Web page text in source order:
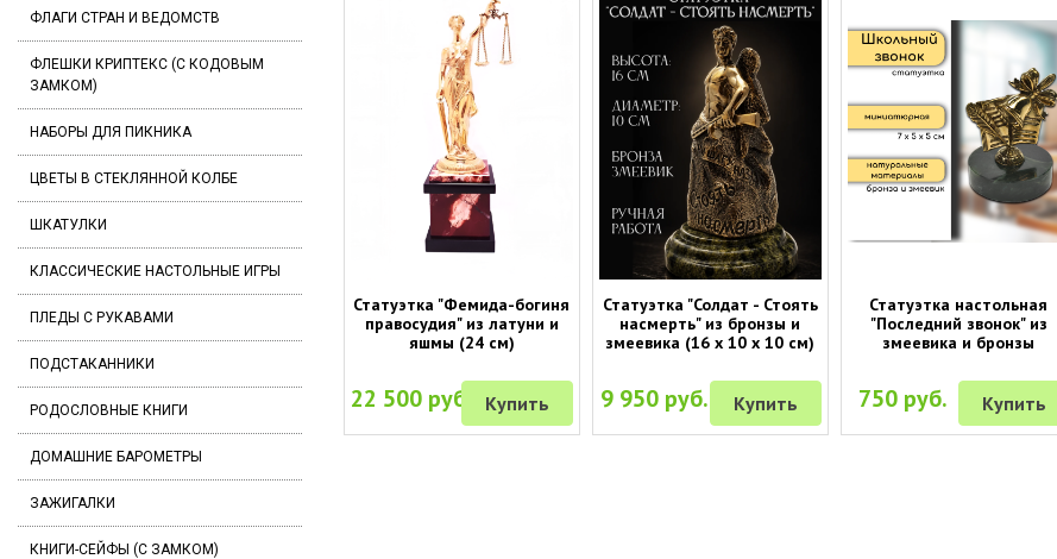
ФЛАГИ СТРАН И ВЕДОМСТВ
ФЛЕШКИ КРИПТЕКС (С КОДОВЫМ
ЗАМКОМ)
НАБОРЫ ДЛЯ ПИКНИКА
ЦВЕТЫ В СТЕКЛЯННОЙ КОЛБЕ
ШКАТУЛКИ
КЛАССИЧЕСКИЕ НАСТОЛЬНЫЕ ИГРЫ
ПЛЕДЫ С РУКАВАМИ
ПОДСТАКАННИКИ
РОДОСЛОВНЫЕ КНИГИ
ДОМАШНИЕ БАРОМЕТРЫ
ЗАЖИГАЛКИ
КНИГИ-СЕЙФЫ (С ЗАМКОМ)
Статуэтка "Фемида-богиня
правосудия" из латуни и
яшмы (24 см)
22 500 руб. Купить
Статуэтка "Солдат - Стоять
насмерть" из бронзы и
змеевика (16 х 10 х 10 см)
9 950 руб. Купить
Статуэтка настольная
"Последний звонок" из
змеевика и бронзы
750 руб. Купить